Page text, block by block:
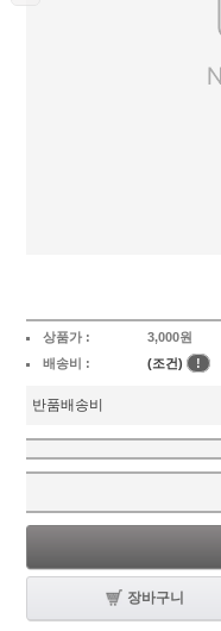
상품가 : 3,000원
배송비 :
(조건) !
반품배송비
장바구니